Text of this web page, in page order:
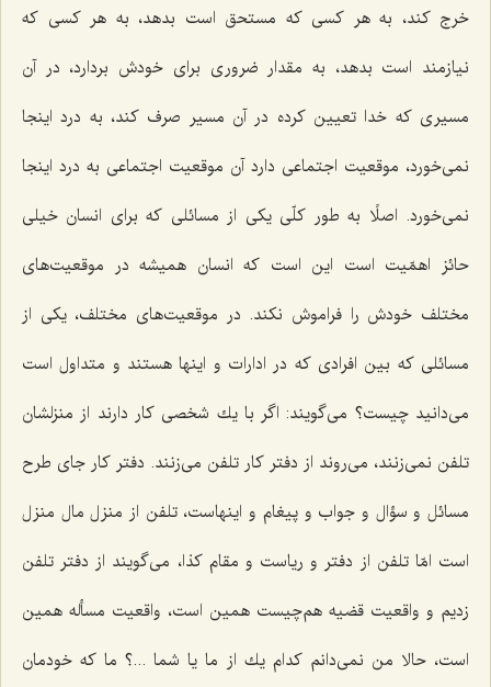
خرج كند، به هر كسی كه مستحق است بدهد، به هر كسی كه
نیازمند است بدهد، به مقدار ضروری برای خودش بردارد، در آن
مسیری كه خدا تعیین كرده در آن مسیر صرف كند، به درد اینجا
نمی‌خورد، موقعیت اجتماعی دارد آن موقعیت اجتماعی به درد اینجا
نمی‌خورد. اصلًا به طور كلّی یكی از مسائلی كه برای انسان خیلی
حائز اهمّیت است این است كه انسان همیشه در موقعیت‌های
مختلف خودش را فراموش نكند. در موقعیت‌های مختلف، یكی از
مسائلی كه بین افرادی كه در ادارات و اینها هستند و متداول است
می‌دانید چیست؟ می‌گویند: اگر با یك شخصی كار دارند از منزلشان
تلفن نمی‌زنند، می‌روند از دفتر كار تلفن می‌زنند. دفتر كار جای طرح
مسائل و سؤال و جواب و پیغام و اینهاست، تلفن از منزل مال منزل
است امّا تلفن از دفتر و ریاست و مقام كذا، می‌گویند از دفتر تلفن
زدیم و واقعیت قضیه هم‌چیست همین است، واقعیت مسأله همین
است، حالا من نمی‌دانم كدام یك از ما یا شما ...؟ ما كه خودمان